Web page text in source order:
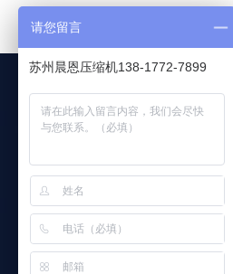
选购及了解
螺杆式空压机
压缩空气站
汽柴油驱动螺杆空压机
车载空压机
请您留言
苏州晨恩压缩机138-1772-7899